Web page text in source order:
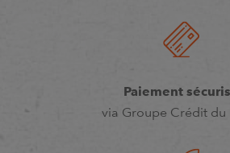
Paiement
via Groupe Crédit du